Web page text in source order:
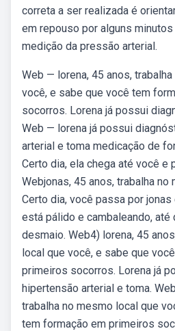
correta a ser realizada é
em repouso por alguns
medição da pressão arterial.
Web — lorena, 45 anos,
você, e sabe que você tem
socorros. Lorena já possui
Web — lorena já possui
arterial e toma medicação de
Certo dia, ela chega até você e
Webjonas, 45 anos, trabalha
Certo dia, você passa por
está pálido e cambaleando,
desmaio. Web4) lorena, 45
local que você, e sabe que
primeiros socorros. Lorena já
hipertensão arterial e toma.
trabalha no mesmo local que
tem formação em primeiros